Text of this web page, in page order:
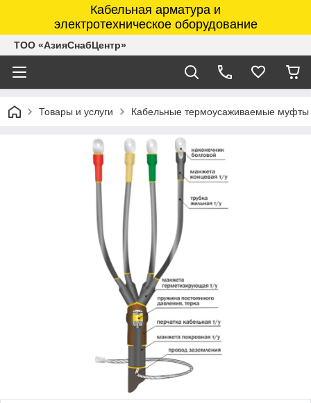
Кабельная арматура и
электротехническое оборудование
ТОО «АзияСнабЦентр»
Товары и услуги Кабельные термоусаживаемые муфты